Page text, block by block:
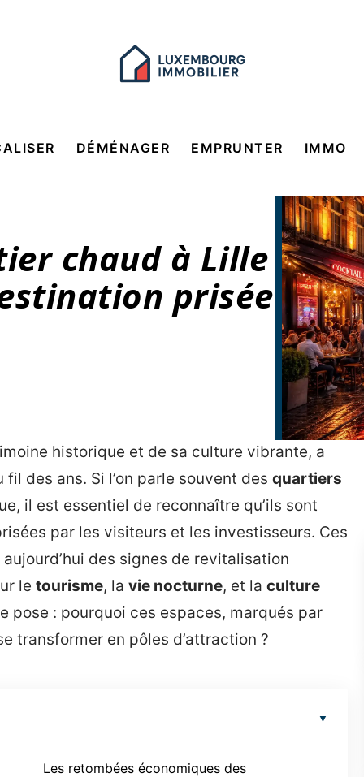
DÉMÉNAGER EMPRUNTER IMMO
chaud à Lille
prisée
historique et de sa culture vibrante, a
des ans. Si l’on parle souvent des quartiers
il est essentiel de reconnaître qu’ils sont
par les visiteurs et les investisseurs. Ces
des signes de revitalisation
le tourisme, la vie nocturne, et la culture
pose : pourquoi ces espaces, marqués par
transformer en pôles d’attraction ?
Les retombées économiques des